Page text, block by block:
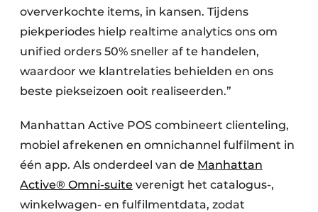
oververkochte items, in kansen. Tijdens
piekperiodes hielp realtime analytics ons om
unified orders 50% sneller af te handelen,
waardoor we klantrelaties behielden en ons
beste piekseizoen ooit realiseerden.”
Manhattan Active POS combineert clienteling,
mobiel afrekenen en omnichannel fulfilment in
één app. Als onderdeel van de Manhattan
Active® Omni-suite verenigt het catalogus-,
winkelwagen- en fulfilmentdata, zodat